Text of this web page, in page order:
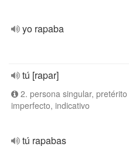
yo rapaba
tú [rapar]
2. persona singular, pretérito
imperfecto, indicativo
tú rapabas